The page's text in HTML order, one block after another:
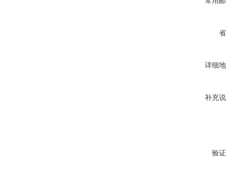
详细
补充
验